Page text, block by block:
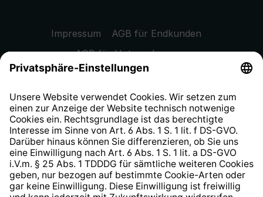
Impressum
AGB für Endkunden
AGB für Unternehmen
Datenschutzhinweis
Widerrufsrecht
Hinweisgeberschutzsystem
Barrierefreiheit